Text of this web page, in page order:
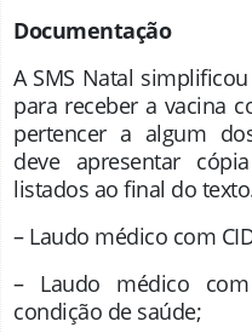
Documentação
A SMS Natal
para receber a vacina
pertencer a algum
deve apresentar
listados ao final do
– Laudo médico com
– Laudo médico
condição de saúde;